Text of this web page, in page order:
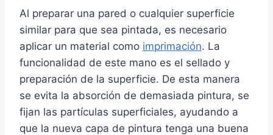
Al preparar una pared o cualquier superficie
similar para que sea pintada, es necesario
aplicar un material como imprimación. La
funcionalidad de este mano es el sellado y
preparación de la superficie. De esta manera
se evita la absorción de demasiada pintura, se
fijan las partículas superficiales, ayudando a
que la nueva capa de pintura tenga una buena